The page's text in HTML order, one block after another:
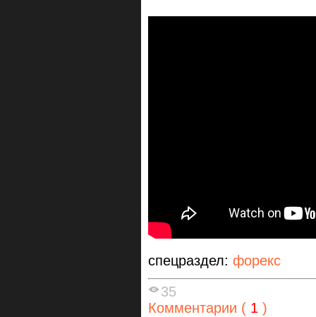
спецраздел: форекс
35
Комментарии ( 1 )